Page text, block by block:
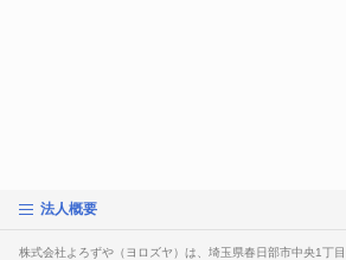
法人概要
株式会社よろずや（ヨロズヤ）は、埼玉県春日部市中央1丁